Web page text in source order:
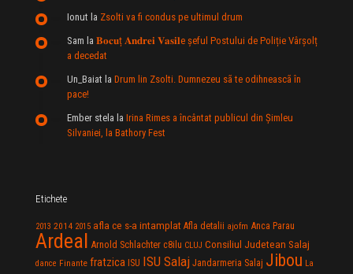
Ionut la Zsolti va fi condus pe ultimul drum
Sam la 𝐁𝐨𝐜𝐮ț 𝐀𝐧𝐝𝐫𝐞𝐢 𝐕𝐚𝐬𝐢𝐥e şeful Postului de Poliție Vârșolț
a decedat
Un_Baiat la Drum lin Zsolti. Dumnezeu sã te odihneascã în
pace!
Ember stela la Irina Rimes a încântat publicul din Şimleu
Silvaniei, la Bathory Fest
Etichete
2013 2014 2015 afla ce s-a intamplat Afla detalii ajofm Anca Parau
Ardeal Arnold Schlachter c8ilu CLUJ Consiliul Judetean Salaj
dance Finante fratzica ISU ISU Salaj Jandarmeria Salaj Jibou La